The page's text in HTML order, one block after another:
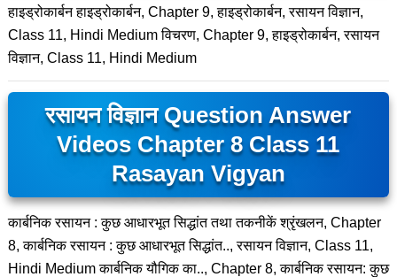
हाइड्रोकार्बन हाइड्रोकार्बन, Chapter 9, हाइड्रोकार्बन, रसायन विज्ञान,
Class 11, Hindi Medium विचरण, Chapter 9, हाइड्रोकार्बन, रसायन
विज्ञान, Class 11, Hindi Medium
रसायन विज्ञान Question Answer
Videos Chapter 8 Class 11
Rasayan Vigyan
कार्बनिक रसायन : कुछ आधारभूत सिद्धांत तथा तकनीकें श्रृंखलन, Chapter
8, कार्बनिक रसायन : कुछ आधारभूत सिद्धांत.., रसायन विज्ञान, Class 11,
Hindi Medium कार्बनिक यौगिक का.., Chapter 8, कार्बनिक रसायन: कुछ